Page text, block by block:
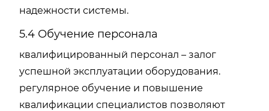
надежности системы.
5.4 Обучение персонала
квалифицированный персонал – залог
успешной эксплуатации оборудования.
регулярное обучение и повышение
квалификации специалистов позволяют